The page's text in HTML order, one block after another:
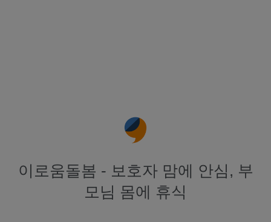
이로움돌봄 - 보호자 맘에 안심, 부
모님 몸에 휴식